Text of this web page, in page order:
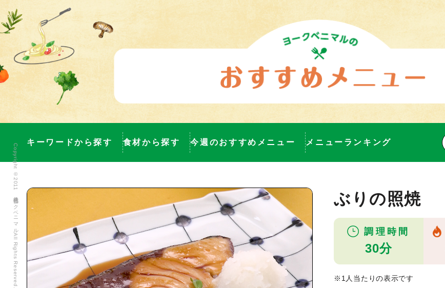
キーワードから探す 食材から探す 今週のおすすめメニュー メニューランキング
ぶりの照焼
調理時間
30分
※1人当たりの表示です
Copyright ©2011 株式会社ヨークベニマル All Rights Reserved.